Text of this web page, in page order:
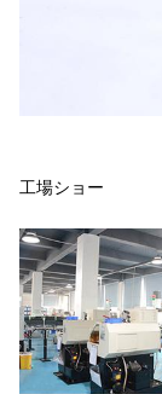
工場ショー